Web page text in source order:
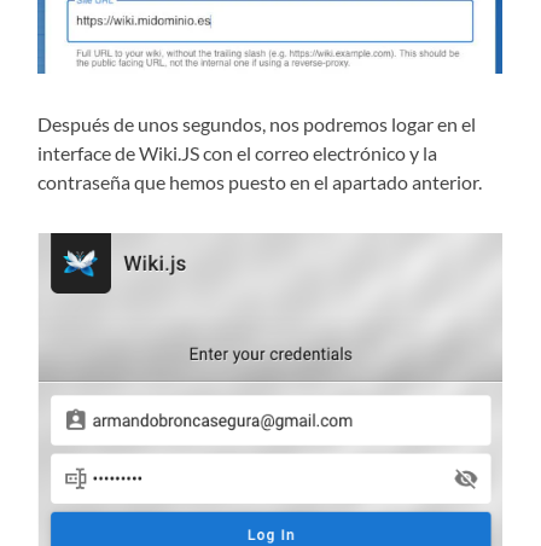
Después de unos segundos, nos podremos logar en el
interface de Wiki.JS con el correo electrónico y la
contraseña que hemos puesto en el apartado anterior.